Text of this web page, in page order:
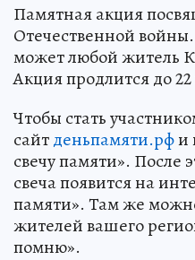
Памятная акция
Отечественной
может любой житель
Акция продлится до
Чтобы стать
сайтденьпамяти.рфи
свечу памяти». После
свеча появится на
памяти». Там же
жителей вашего
помню».